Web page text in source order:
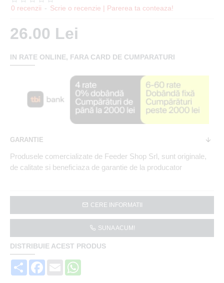
0 recenzii - Scrie o recenzie | Parerea ta conteaza!
26.00 Lei
CERE INFORMATII
SUNA ACUM!
DISTRIBUIE ACEST PRODUS
Share Facebook
Email
IN RATE ONLINE, FARA CARD DE CUMPARATURI
GARANTIE
Produsele comercializate de Feeder Shop Srl, sunt originale,
de calitate si beneficiaza de garantie de la producator